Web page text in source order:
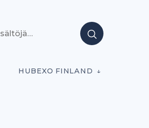
HUBEXO FINLAND